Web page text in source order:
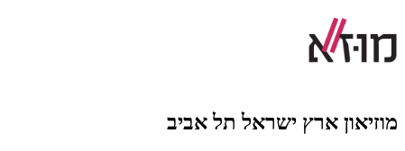
מוזיאון ארץ ישראל תל אביב